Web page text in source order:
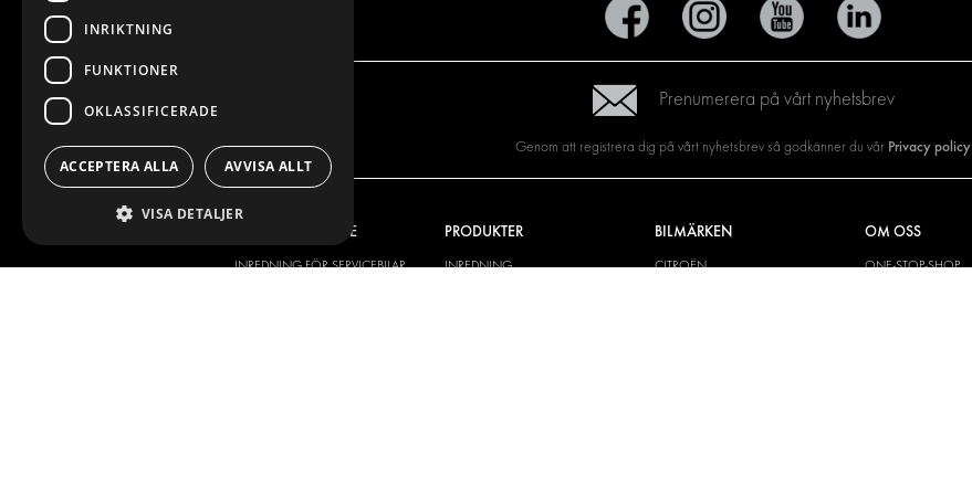
Prenumerera på vårt nyhetsbrev
Genom att registrera dig på vårt nyhetsbrev så godkänner du vår Privacy policy
VÅRT ERBJUDANDE
INREDNING FÖR SERVICEBILAR
PRODUKTER
INREDNING
BILMÄRKEN
CITROËN
OM OSS
ONE-STOP-SHOP
INRIKTNING
FUNKTIONER
OKLASSIFICERADE
ACCEPTERA ALLA AVVISA ALLT
VISA DETALJER